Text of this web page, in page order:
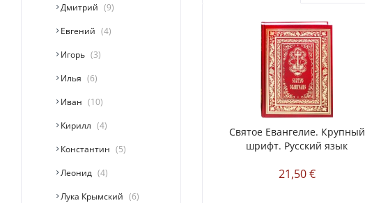
Дмитрий
9
Евгений
4
Игорь
3
Илья
6
Иван
10
Кирилл
4
Константин
5
Леонид
4
Лука Крымский
6
Святое Евангелие. Крупный
шрифт. Русский язык
21,50 €